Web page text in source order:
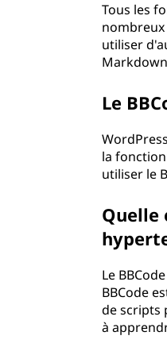
Tous les
utiliser
Le
la
utiliser le
Quelle
Le
BBCode
de scripts
à